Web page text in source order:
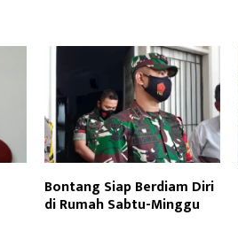
Bontang Siap Berdiam Diri
di Rumah Sabtu-Minggu